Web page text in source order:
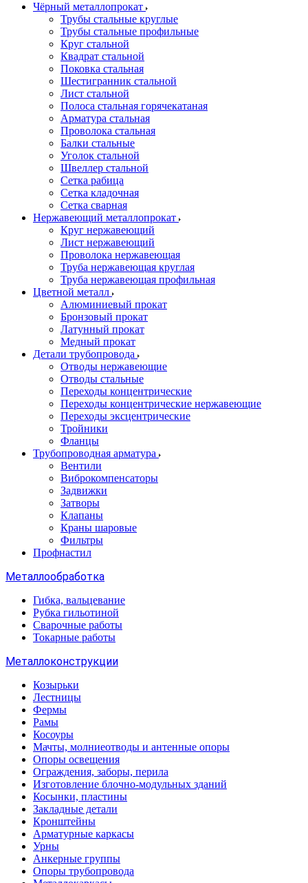
Чёрный металлопрокат
Трубы стальные круглые
Трубы стальные профильные
Круг стальной
Квадрат стальной
Поковка стальная
Шестигранник стальной
Лист стальной
Полоса стальная горячекатаная
Арматура стальная
Проволока стальная
Балки стальные
Уголок стальной
Швеллер стальной
Сетка рабица
Сетка кладочная
Сетка сварная
Нержавеющий металлопрокат
Круг нержавеющий
Лист нержавеющий
Проволока нержавеющая
Труба нержавеющая круглая
Труба нержавеющая профильная
Цветной металл
Алюминиевый прокат
Бронзовый прокат
Латунный прокат
Медный прокат
Детали трубопровода
Отводы нержавеющие
Отводы стальные
Переходы концентрические
Переходы концентрические нержавеющие
Переходы эксцентрические
Тройники
Фланцы
Трубопроводная арматура
Вентили
Виброкомпенсаторы
Задвижки
Затворы
Клапаны
Краны шаровые
Фильтры
Профнастил
Металлообработка
Гибка, вальцевание
Рубка гильотиной
Сварочные работы
Токарные работы
Металлоконструкции
Козырьки
Лестницы
Фермы
Рамы
Косоуры
Мачты, молниеотводы и антенные опоры
Опоры освещения
Ограждения, заборы, перила
Изготовление блочно-модульных зданий
Косынки, пластины
Закладные детали
Кронштейны
Арматурные каркасы
Урны
Анкерные группы
Опоры трубопровода